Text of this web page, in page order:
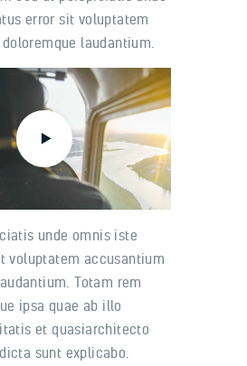
error sit voluptatem
laudantium.
unde omnis iste
voluptatem accusantium
Totam rem
ipsa quae ab illo
et quasiarchitecto
sunt explicabo.